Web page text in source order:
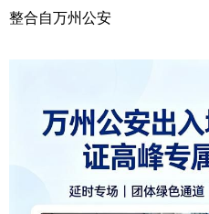
整合自万州公安